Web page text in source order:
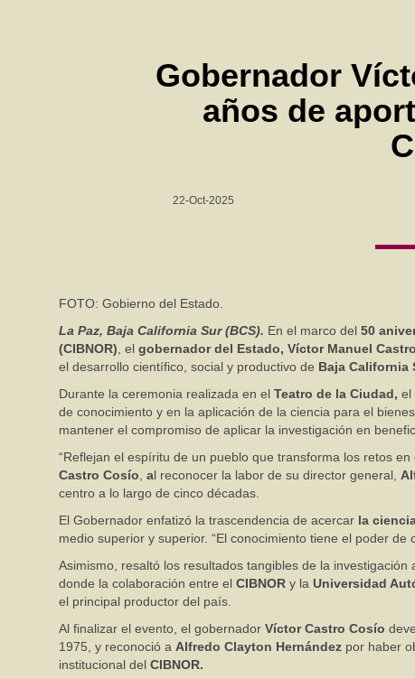
Gobernador
años de
22-Oct-2025
FOTO: Gobierno del Estado.
La Paz, Baja California Sur (BCS). En el marco del 50
(CIBNOR) , el gobernador del Estado, Víctor Manuel
el desarrollo científico, social y productivo de Baja California
Durante la ceremonia realizada en el Teatro de la Ciudad, el
de conocimiento y en la aplicación de la ciencia para el
mantener el compromiso de aplicar la investigación en
“Reflejan el espíritu de un pueblo que transforma los retos
Castro Cosío al reconocer la labor de su director general,
centro a lo largo de cinco décadas.
El Gobernador enfatizó la trascendencia de acercar la
medio superior y superior. “El conocimiento tiene el poder
Asimismo, resaltó los resultados tangibles de la
donde la colaboración entre el CIBNOR y la Universidad
el principal productor del país.
Al finalizar el evento, el gobernador Víctor Castro Cosío
1975, y reconoció a Alfredo Clayton Hernández por haber
institucional del CIBNOR.